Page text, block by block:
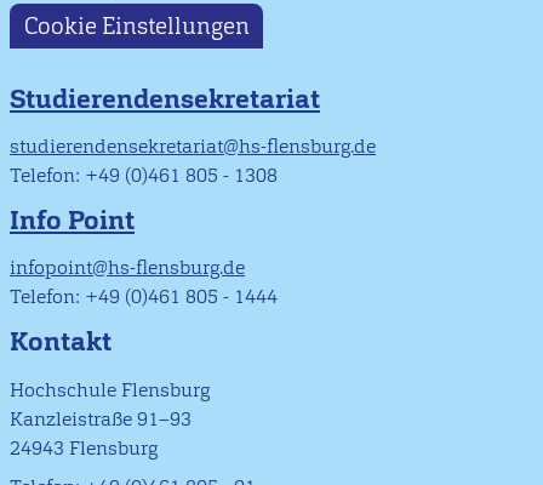
Cookie Einstellungen
Studierendensekretariat
studierendensekretariat@hs-flensburg.de
Telefon: +49 (0)461 805 - 1308
Info Point
infopoint@hs-flensburg.de
Telefon: +49 (0)461 805 - 1444
Kontakt
Hochschule Flensburg
Kanzleistraße 91–93
24943 Flensburg